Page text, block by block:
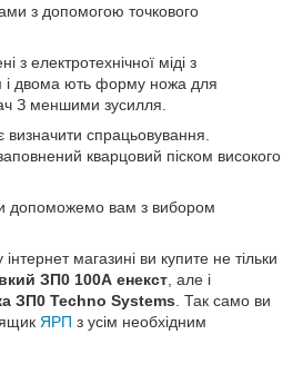
з допомогою точкового
з електротехнічної міді з
і двома ють форму ножа для
З меншими зусилля.
спрацьовування.
кварцовий піском високого
допоможемо вам з вибором
магазині ви купите не тільки
ЗП0 100А енекст але і
ЗП0 Techno Systems . Так само ви
ЯРП з усім необхідним